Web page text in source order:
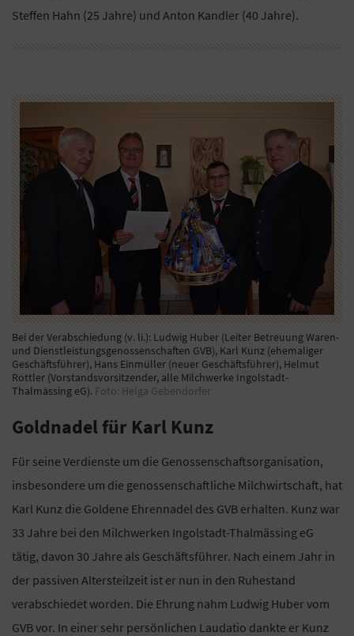
Steffen Hahn (25 Jahre) und Anton Kandler (40 Jahre).
Bei der Verabschiedung (v. li.): Ludwig Huber (Leiter Betreuung Waren-
und Dienstleistungsgenossenschaften GVB), Karl Kunz (ehemaliger
Geschäftsführer), Hans Einmüller (neuer Geschäftsführer), Helmut
Rottler (Vorstandsvorsitzender, alle Milchwerke Ingolstadt-
Thalmässing eG). Foto: Helga Gebendorfer
Goldnadel für Karl Kunz
Für seine Verdienste um die Genossenschaftsorganisation,
insbesondere um die genossenschaftliche Milchwirtschaft, hat
Karl Kunz die Goldene Ehrennadel des GVB erhalten. Kunz war
33 Jahre bei den Milchwerken Ingolstadt-Thalmässing eG
tätig, davon 30 Jahre als Geschäftsführer. Nach einem Jahr in
der passiven Altersteilzeit ist er nun in den Ruhestand
verabschiedet worden. Die Ehrung nahm Ludwig Huber vom
GVB vor. In einer sehr persönlichen Laudatio dankte er Kunz